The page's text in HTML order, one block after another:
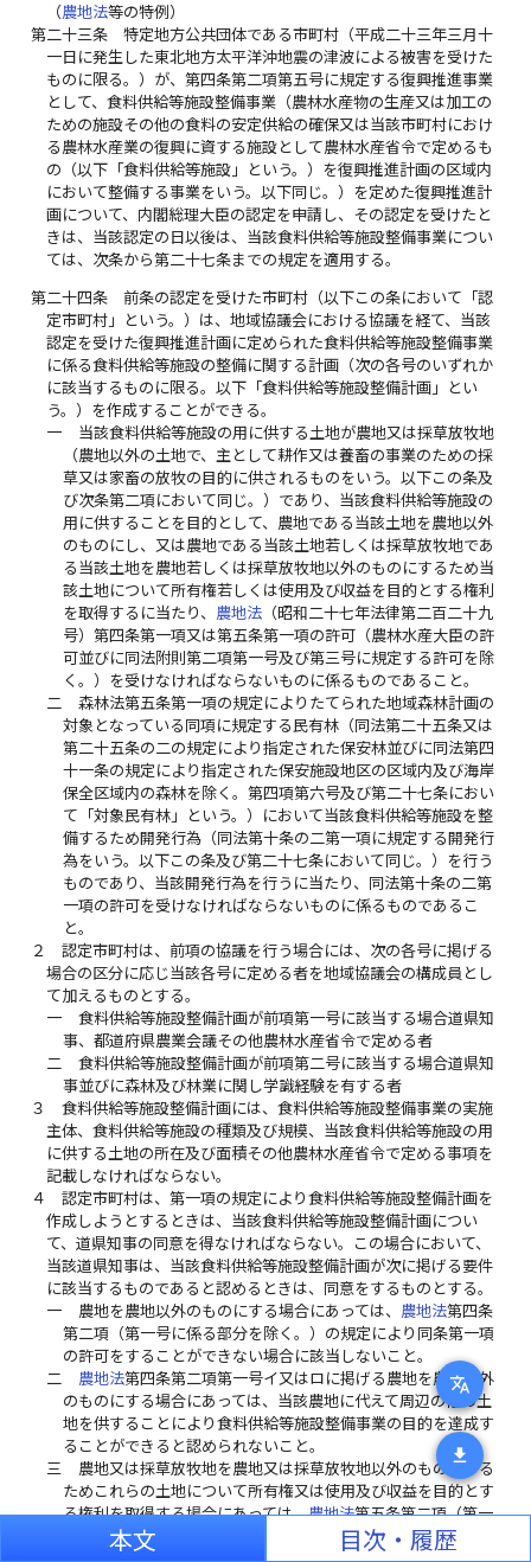
translate
download
（農地法等の特例）
第二十三条
特定地方公共団体である市町村（平成二十三年三月十
一日に発生した東北地方太平洋沖地震の津波による被害を受けた
ものに限る。）が、第四条第二項第五号に規定する復興推進事業
として、食料供給等施設整備事業（農林水産物の生産又は加工の
ための施設その他の食料の安定供給の確保又は当該市町村におけ
る農林水産業の復興に資する施設として農林水産省令で定めるも
の（以下「食料供給等施設」という。）を復興推進計画の区域内
において整備する事業をいう。以下同じ。）を定めた復興推進計
画について、内閣総理大臣の認定を申請し、その認定を受けたと
きは、当該認定の日以後は、当該食料供給等施設整備事業につい
ては、次条から第二十七条までの規定を適用する。
第二十四条
前条の認定を受けた市町村（以下この条において「認
定市町村」という。）は、地域協議会における協議を経て、当該
認定を受けた復興推進計画に定められた食料供給等施設整備事業
に係る食料供給等施設の整備に関する計画（次の各号のいずれか
に該当するものに限る。以下「食料供給等施設整備計画」とい
う。）を作成することができる。
一
当該食料供給等施設の用に供する土地が農地又は採草放牧地
（農地以外の土地で、主として耕作又は養畜の事業のための採
草又は家畜の放牧の目的に供されるものをいう。以下この条及
び次条第二項において同じ。）であり、当該食料供給等施設の
用に供することを目的として、農地である当該土地を農地以外
のものにし、又は農地である当該土地若しくは採草放牧地であ
る当該土地を農地若しくは採草放牧地以外のものにするため当
該土地について所有権若しくは使用及び収益を目的とする権利
を取得するに当たり、 農地法（昭和二十七年法律第二百二十九
号）第四条第一項又は第五条第一項の許可（農林水産大臣の許
可並びに同法附則第二項第一号及び第三号に規定する許可を除
く。）を受けなければならないものに係るものであること。
二
森林法第五条第一項の規定によりたてられた地域森林計画の
対象となっている同項に規定する民有林（同法第二十五条又は
第二十五条の二の規定により指定された保安林並びに同法第四
十一条の規定により指定された保安施設地区の区域内及び海岸
保全区域内の森林を除く。第四項第六号及び第二十七条におい
て「対象民有林」という。）において当該食料供給等施設を整
備するため開発行為（同法第十条の二第一項に規定する開発行
為をいう。以下この条及び第二十七条において同じ。）を行う
ものであり、当該開発行為を行うに当たり、同法第十条の二第
一項の許可を受けなければならないものに係るものであるこ
と。
２
認定市町村は、前項の協議を行う場合には、次の各号に掲げる
場合の区分に応じ当該各号に定める者を地域協議会の構成員とし
て加えるものとする。
一
食料供給等施設整備計画が前項第一号に該当する場合道県知
事、都道府県農業会議その他農林水産省令で定める者
二
食料供給等施設整備計画が前項第二号に該当する場合道県知
事並びに森林及び林業に関し学識経験を有する者
３
食料供給等施設整備計画には、食料供給等施設整備事業の実施
主体、食料供給等施設の種類及び規模、当該食料供給等施設の用
に供する土地の所在及び面積その他農林水産省令で定める事項を
記載しなければならない。
４
認定市町村は、第一項の規定により食料供給等施設整備計画を
作成しようとするときは、当該食料供給等施設整備計画につい
て、道県知事の同意を得なければならない。この場合において、
当該道県知事は、当該食料供給等施設整備計画が次に掲げる要件
に該当するものであると認めるときは、同意をするものとする。
一
農地を農地以外のものにする場合にあっては、 農地法第四条
第二項（第一号に係る部分を除く。）の規定により同条第一項
の許可をすることができない場合に該当しないこと。
二
農地法第四条第二項第一号イ又はロに掲げる農地を農地以外
のものにする場合にあっては、当該農地に代えて周辺の他の土
地を供することにより食料供給等施設整備事業の目的を達成す
ることができると認められないこと。
三
農地又は採草放牧地を農地又は採草放牧地以外のものにする
ためこれらの土地について所有権又は使用及び収益を目的とす
る権利を取得する場合にあっては、農地法第五条第二項（第一
号に係る部分を除く。）の規定により同条第一項の許可をする
本文 目次・履歴